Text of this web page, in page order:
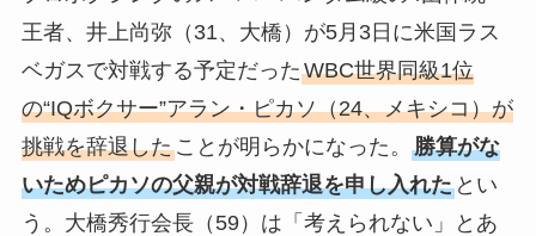
王者、井上尚弥（31、大橋）が5月3日に米国ラス
ベガスで対戦する予定だったWBC世界同級1位
の“IQボクサー”アラン・ピカソ（24、メキシコ）が
挑戦を辞退したことが明らかになった。 勝算がな
いためピカソの父親が対戦辞退を申し入れたとい
う。大橋秀行会長（59）は「考えられない」とあ